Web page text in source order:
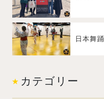
日本舞踊
カテゴリー